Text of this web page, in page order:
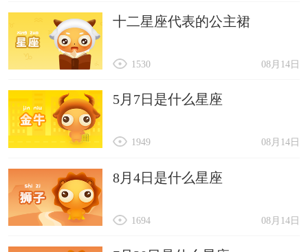
十二星座代表的公主裙
08月14日
1530
5月7日是什么星座
08月14日
1949
8月4日是什么星座
08月14日
1694